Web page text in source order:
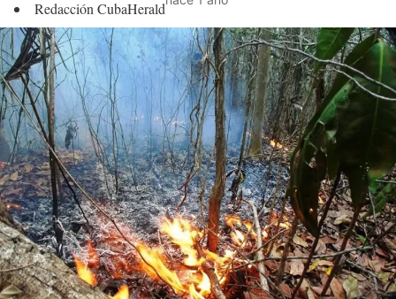
Redacción CubaHerald